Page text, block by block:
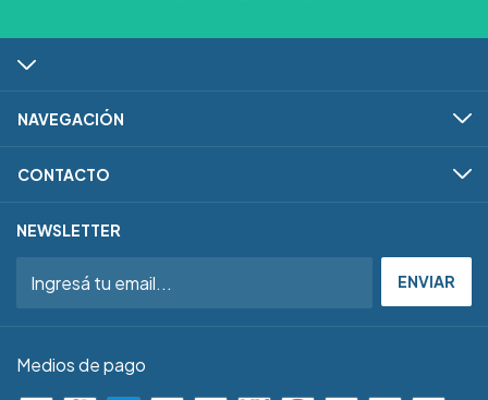
NAVEGACIÓN
CONTACTO
NEWSLETTER
Medios de pago